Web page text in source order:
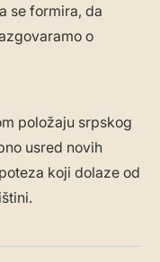
se formira, da
o
položaju srpskog
usred novih
koji dolaze od